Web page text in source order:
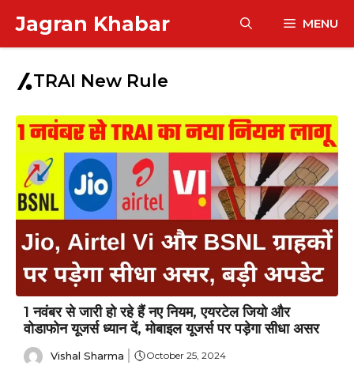
content
Jagran Khabar MENU
TRAI New Rule
1 नवंबर से जारी हो रहे हैं नए नियम, एयरटेल जियो और
वोडाफोन यूजर्स ध्यान दें, मोबाइल यूजर्स पर पड़ेगा सीधा असर
Vishal Sharma October 25, 2024